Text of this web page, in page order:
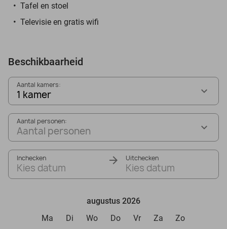
Tafel en stoel
Televisie en gratis wifi
Beschikbaarheid
Aantal kamers:
1 kamer
Aantal personen:
Aantal personen
Inchecken
Kies datum
Uitchecken
Kies datum
augustus 2026
Ma
Di Wo Do Vr Za Zo